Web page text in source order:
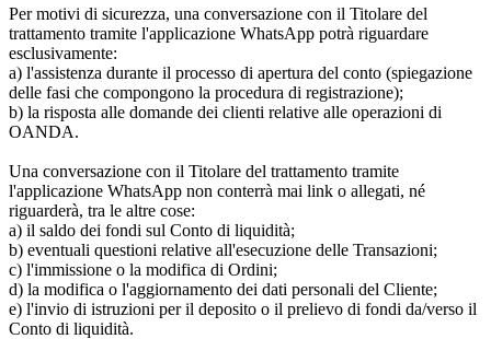
Per motivi di sicurezza, una conversazione con il Titolare del
trattamento tramite l'applicazione WhatsApp potrà riguardare
esclusivamente:
a) l'assistenza durante il processo di apertura del conto (spiegazione
delle fasi che compongono la procedura di registrazione);
b) la risposta alle domande dei clienti relative alle operazioni di
OANDA.
Una conversazione con il Titolare del trattamento tramite
l'applicazione WhatsApp non conterrà mai link o allegati, né
riguarderà, tra le altre cose:
a) il saldo dei fondi sul Conto di liquidità;
b) eventuali questioni relative all'esecuzione delle Transazioni;
c) l'immissione o la modifica di Ordini;
d) la modifica o l'aggiornamento dei dati personali del Cliente;
e) l'invio di istruzioni per il deposito o il prelievo di fondi da/verso il
Conto di liquidità.